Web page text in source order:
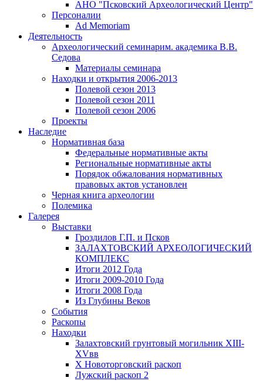
АНО "Псковский Археологический Центр"
Персоналии
Ad Memoriam
Деятельность
Археологический семинарим. академика В.В.
Седова
Материалы семинара
Находки и открытия 2006-2013
Полевой сезон 2013
Полевой сезон 2011
Полевой сезон 2006
Проекты
Наследие
Нормативная база
Федеральные нормативные акты
Региональные нормативные акты
Порядок обжалования нормативных
правовых актов установлен
Черная книга археологии
Полемика
Галерея
Выставки
Гроздилов Г.П. и Псков
ЗАЛАХТОВСКИЙ АРХЕОЛОГИЧЕСКИЙ
КОМПЛЕКС
Итоги 2012 Года
Итоги 2009-2010 Года
Итоги 2008 Года
Из Глубины Веков
События
Раскопы
Находки
Залахтовский грунтовый могильник XIII-
XVвв
X Новоторговский раскоп
Лужский раскоп 2